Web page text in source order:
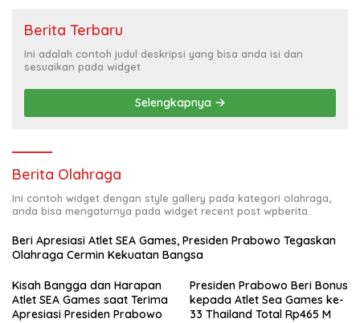
Berita Terbaru
Ini adalah contoh judul deskripsi yang bisa anda isi dan
sesuaikan pada widget
Selengkapnya
Berita Olahraga
Ini contoh widget dengan style gallery pada kategori olahraga,
anda bisa mengaturnya pada widget recent post wpberita.
Beri Apresiasi Atlet SEA Games, Presiden Prabowo Tegaskan
Olahraga Cermin Kekuatan Bangsa
Kisah Bangga dan Harapan
Atlet SEA Games saat Terima
Apresiasi Presiden Prabowo
Presiden Prabowo Beri Bonus
kepada Atlet Sea Games ke-
33 Thailand Total Rp465 M